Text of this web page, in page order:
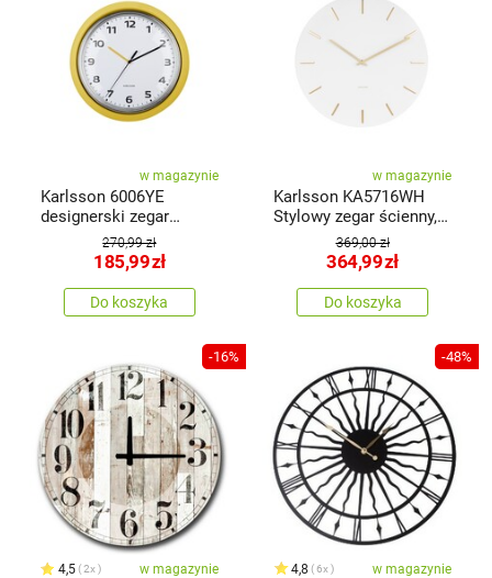
w magazynie
Karlsson 6006YE
designerski zegar
ścienny żółty,średnica
270,99 zł
185,99zł
Do koszyka
w magazynie
Karlsson KA5716WH
Stylowy zegar ścienny,
369,00 zł
364,99zł
Do koszyka
-16%
4,5 2x w magazynie
-48%
4,8 6x w magazynie